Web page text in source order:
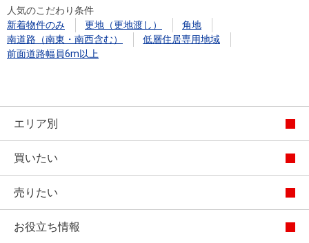
人気のこだわり条件
新着物件のみ
更地（更地渡し）
角地
南道路（南東・南西含む）
低層住居専用地域
前面道路幅員6m以上
エリア別
買いたい
売りたい
お役立ち情報